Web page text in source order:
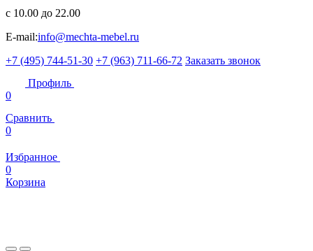
с 10.00 до 22.00
E-mail:info@mechta-mebel.ru
+7 (495) 744-51-30 +7 (963) 711-66-72 Заказать звонок
Профиль
0
Сравнить
0
Избранное
0
Корзина